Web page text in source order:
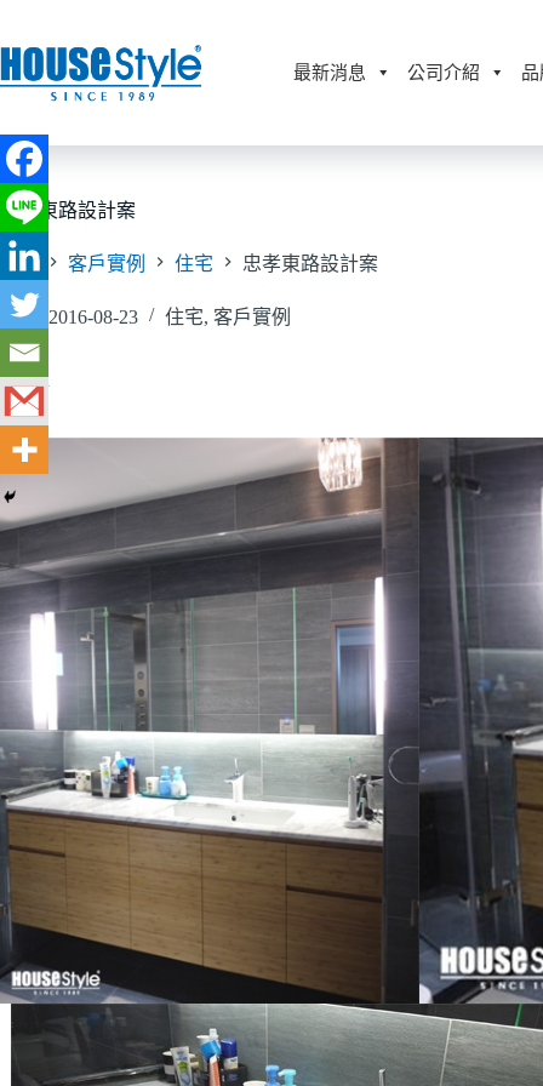
至
主
內
容
最新消息 公司介紹
忠孝東路設計案
首頁 客戶實例 住宅 忠孝東路設計案
2016-08-23 住宅, 客戶實例
主浴